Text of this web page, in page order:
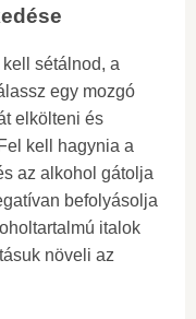
sétálnod, a
egy mozgó
elkölteni és
kell hagynia a
az alkohol gátolja
befolyásolja
italok
növeli az